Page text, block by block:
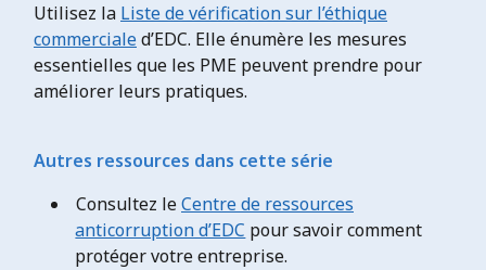
Utilisez la Liste de vérification sur l’éthique
commercialed’EDC. Elle énumère les mesures
essentielles que les PME peuvent prendre pour
améliorer leurs pratiques.
Autres ressources dans cette série
Consultez leCentre de ressources
anticorruption d’EDC pour savoir comment
protéger votre entreprise.